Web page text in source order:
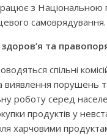
з Національною
самоврядування.
та
спільні
виявлення порушень
роботу серед
продуктів у
харчовими